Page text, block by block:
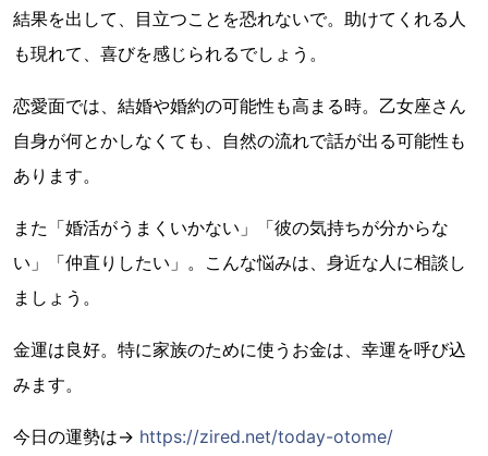
結果を出して、目立つことを恐れないで。助けてくれる人
も現れて、喜びを感じられるでしょう。
恋愛面では、結婚や婚約の可能性も高まる時。乙女座さん
自身が何とかしなくても、自然の流れで話が出る可能性も
あります。
また「婚活がうまくいかない」「彼の気持ちが分からな
い」「仲直りしたい」。こんな悩みは、身近な人に相談し
ましょう。
金運は良好。特に家族のために使うお金は、幸運を呼び込
みます。
今日の運勢は→ https://zired.net/today-otome/